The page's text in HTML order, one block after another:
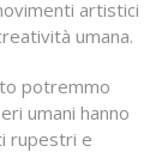
artistici
umana.
potremmo
umani hanno
rupestri e